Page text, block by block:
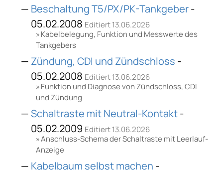
Beschaltung T5/PX/PK-Tankgeber-
05.02.2008 Editiert 13.06.2026
Kabelbelegung, Funktion und Messwerte des
Tankgebers
Zündung, CDI und Zündschloss -
05.02.2008 Editiert 13.06.2026
Funktion und Diagnose von Zündschloss, CDI
und Zündung
Schaltraste mit Neutral-Kontakt-
05.02.2009 Editiert 13.06.2026
Anschluss-Schema der Schaltraste mit Leerlauf-
Anzeige
Kabelbaum selbst machen -